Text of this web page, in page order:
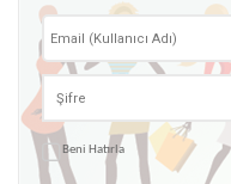
Beni Hatırla